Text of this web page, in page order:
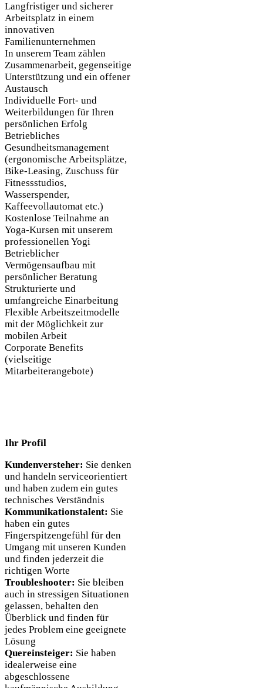
Langfristiger und sicherer
Arbeitsplatz in einem
innovativen
Familienunternehmen
In unserem Team zählen
Zusammenarbeit, gegenseitige
Unterstützung und ein offener
Austausch
Individuelle Fort- und
Weiterbildungen für Ihren
persönlichen Erfolg
Betriebliches
Gesundheitsmanagement
(ergonomische Arbeitsplätze,
Bike-Leasing, Zuschuss für
Fitnessstudios,
Wasserspender,
Kaffeevollautomat etc.)
Kostenlose Teilnahme an
Yoga-Kursen mit unserem
professionellen Yogi
Betrieblicher
Vermögensaufbau mit
persönlicher Beratung
Strukturierte und
umfangreiche Einarbeitung
Flexible Arbeitszeitmodelle
mit der Möglichkeit zur
mobilen Arbeit
Corporate Benefits
(vielseitige
Mitarbeiterangebote)
Ihr Profil
Kundenversteher: Sie denken
und handeln serviceorientiert
und haben zudem ein gutes
technisches Verständnis
Kommunikationstalent: Sie
haben ein gutes
Fingerspitzengefühl für den
Umgang mit unseren Kunden
und finden jederzeit die
richtigen Worte
Troubleshooter: Sie bleiben
auch in stressigen Situationen
gelassen, behalten den
Überblick und finden für
jedes Problem eine geeignete
Lösung
Quereinsteiger: Sie haben
idealerweise eine
abgeschlossene